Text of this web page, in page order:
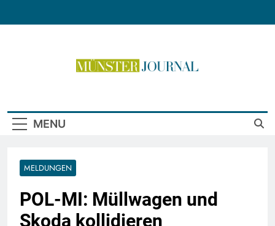
MENU
MELDUNGEN
POL-MI: Müllwagen und
Skoda kollidieren